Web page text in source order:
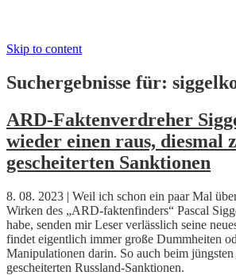
Skip to content
Suchergebnisse für:
ARD-Faktenverdreher
wieder einen raus, diesmal
gescheiterten Sanktionen
8. 08. 2023 | Weil ich schon ein paar Mal
Wirken des „ARD-faktenfinders“ Pascal
habe, senden mir Leser verlässlich seine
findet eigentlich immer große Dummheiten
Manipulationen darin. So auch beim jüngsten
gescheiterten Russland-Sanktionen.